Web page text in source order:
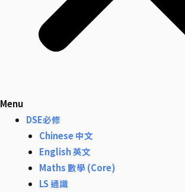
Menu
DSE必修
Chinese 中文
English 英文
Maths 數學 (Core)
LS 通識